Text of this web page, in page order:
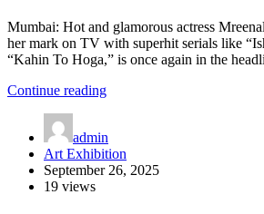
Mumbai: Hot and glamorous actress
her mark on TV with superhit serials like
“Kahin To Hoga,” is once again in the
Continue reading
admin
Art Exhibition
September 26, 2025
19 views